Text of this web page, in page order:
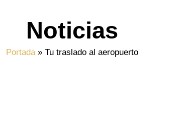
Noticias
Portada» Tu traslado al aeropuerto